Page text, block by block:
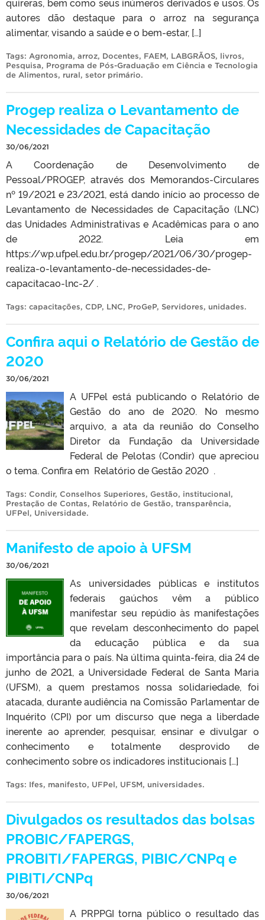
autores dão destaque para o arroz na segurança
alimentar, visando a saúde e o bem-estar, […]
Tags: Agronomia, arroz, Docentes, FAEM, LABGRÃOS, livros,
Pesquisa, Programa de Pós-Graduação em Ciência e Tecnologia
de Alimentos, rural, setor primário.
Progep realiza o Levantamento de
Necessidades de Capacitação
30/06/2021
A Coordenação de Desenvolvimento de
Pessoal/PROGEP, através dos Memorandos-Circulares
nº 19/2021 e 23/2021, está dando início ao processo de
Levantamento de Necessidades de Capacitação (LNC)
das Unidades Administrativas e Acadêmicas para o ano
de 2022. Leia em
https://wp.ufpel.edu.br/progep/2021/06/30/progep-
realiza-o-levantamento-de-necessidades-de-
capacitacao-lnc-2/ .
Tags: capacitações, CDP, LNC, ProGeP, Servidores, unidades.
Confira aqui o Relatório de Gestão de
2020
30/06/2021
A UFPel está publicando o Relatório de
Gestão do ano de 2020. No mesmo
arquivo, a ata da reunião do Conselho
Diretor da Fundação da Universidade
Federal de Pelotas (Condir) que apreciou
o tema. Confira em Relatório de Gestão 2020 .
Tags: Condir, Conselhos Superiores, Gestão, institucional,
Prestação de Contas, Relatório de Gestão, transparência,
UFPel, Universidade.
Manifesto de apoio à UFSM
30/06/2021
As universidades públicas e institutos
federais gaúchos vêm a público
manifestar seu repúdio às manifestações
que revelam desconhecimento do papel
da educação pública e da sua
importância para o país. Na última quinta-feira, dia 24 de
junho de 2021, a Universidade Federal de Santa Maria
(UFSM), a quem prestamos nossa solidariedade, foi
atacada, durante audiência na Comissão Parlamentar de
Inquérito (CPI) por um discurso que nega a liberdade
inerente ao aprender, pesquisar, ensinar e divulgar o
conhecimento e totalmente desprovido de
conhecimento sobre os indicadores institucionais […]
Tags: Ifes, manifesto, UFPel, UFSM, universidades.
Divulgados os resultados das bolsas
PROBIC/FAPERGS,
PROBITI/FAPERGS, PIBIC/CNPq e
PIBITI/CNPq
30/06/2021
A PRPPGI torna público o resultado das